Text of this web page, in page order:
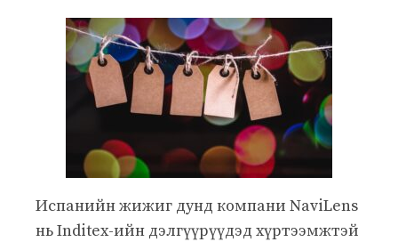
Испанийн жижиг дунд компани NaviLens
нь Inditex-ийн дэлгүүрүүдэд хүртээмжтэй